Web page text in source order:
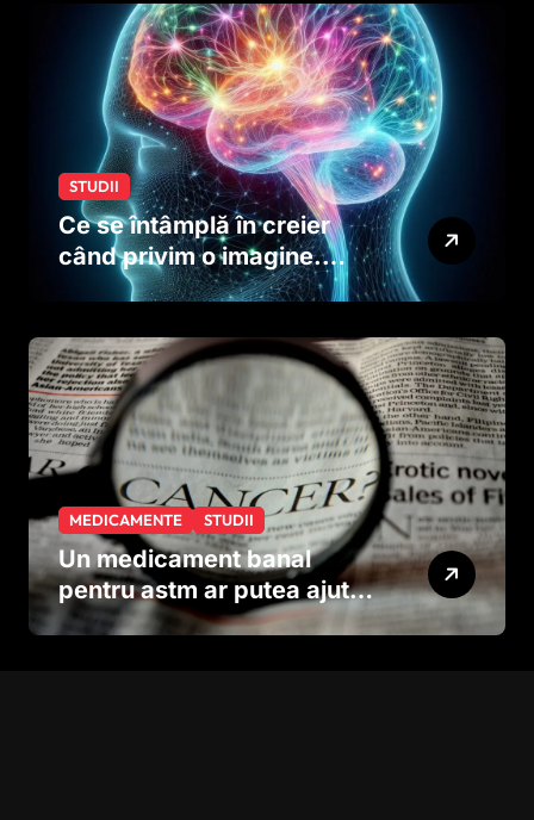
dinainte de naștere
STUDII
Ce se întâmplă în creier
când privim o imagine.
Studiul care explică rolul
MEDICAMENTE STUDII
Un medicament banal
pentru astm ar putea ajuta
în lupta împotriva